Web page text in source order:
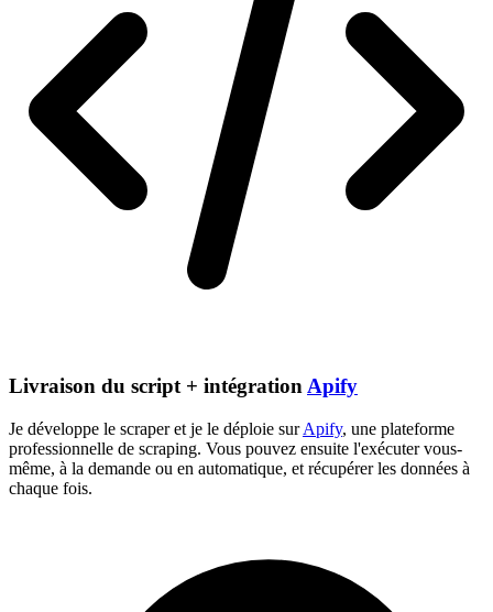
Livraison du script + intégration Apify
Je développe le scraper et je le déploie surApify, une plateforme
professionnelle de scraping. Vous pouvez ensuite l'exécuter vous-
même, à la demande ou en automatique, et récupérer les données à
chaque fois.